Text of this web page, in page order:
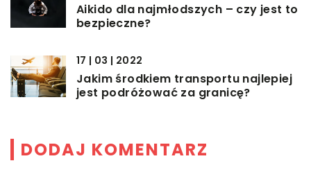
Aikido dla najmłodszych – czy jest to
bezpieczne?
17 | 03 | 2022
Jakim środkiem transportu najlepiej
jest podróżować za granicę?
DODAJ KOMENTARZ